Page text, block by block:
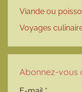
Viande ou
Voyages
Abonnez-vous